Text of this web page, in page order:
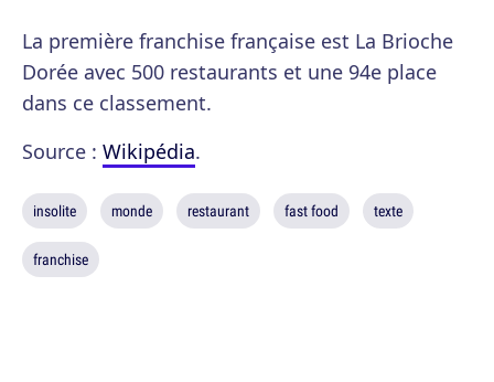
La première franchise française est La Brioche
Dorée avec 500 restaurants et une 94e place
dans ce classement.
Source : Wikipédia.
insolite monde restaurant fast food texte
franchise